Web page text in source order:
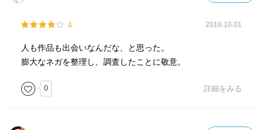
4 2016.10.01
人も作品も出会いなんだな、と思った。
膨大なネガを整理し、調査したことに敬意。
0 詳細をみる